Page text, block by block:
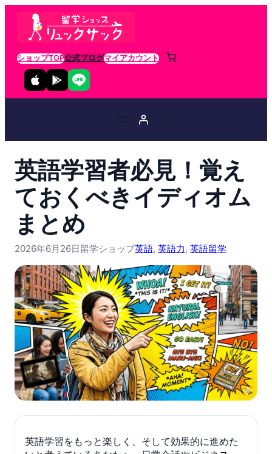
ショップTOP公式ブログマイアカウント
英語学習者必見！覚え
ておくべきイディオム
まとめ
2026年6月26日留学ショップ英語, 英語力, 英語留学
英語学習をもっと楽しく、そして効果的に進めた